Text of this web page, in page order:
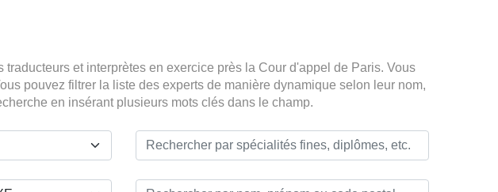
et interprètes en exercice près la Cour d'appel de Paris. Vous
pouvez filtrer la liste des experts de manière dynamique selon leur nom,
en insérant plusieurs mots clés dans le champ.